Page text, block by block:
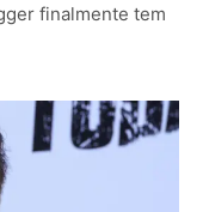
finalmente tem